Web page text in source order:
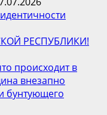
РЕСПУБЛИКИ!
происходит в
внезапно
бунтующего